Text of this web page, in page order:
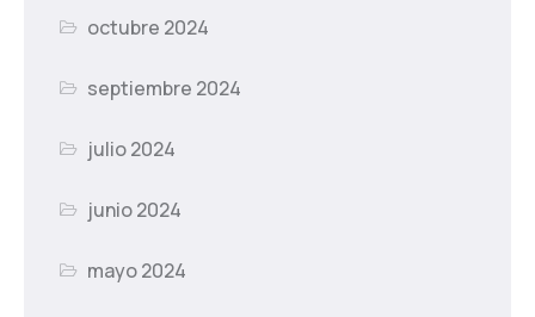
octubre 2024
septiembre 2024
julio 2024
junio 2024
mayo 2024